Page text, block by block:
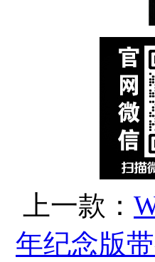
上一款：
年纪念版